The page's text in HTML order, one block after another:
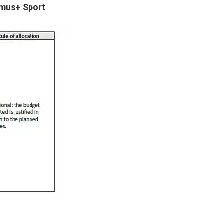
+ Sport